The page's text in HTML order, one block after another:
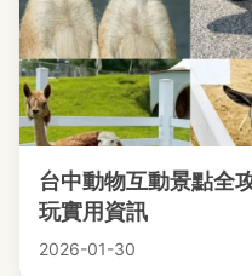
台中動物互動景點全
玩實用資訊
2026-01-30